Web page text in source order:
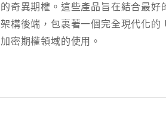
的奇異期權。這些產品旨在結合最
架構後端，包裹著一個完全現代化
加密期權領域的使用。